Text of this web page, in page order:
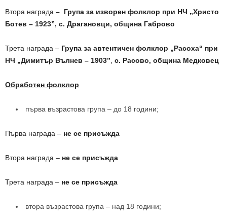
Втора награда – Група за изворен фолклор при НЧ „Христо
Ботев – 1923”, с. Драгановци, община Габрово
Трета награда – Група за автентичен фолклор „Расоха“ при
НЧ „Димитър Вълнев – 1903” с. Расово, община Медковец
Обработен фолклор
първа възрастова група – до 18 години;
Първа награда – не се присъжда
Втора награда – не се присъжда
Трета награда – не се присъжда
втора възрастова група – над 18 години;